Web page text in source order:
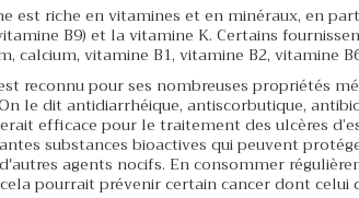
est riche en vitamines et en minéraux, en
B9) et la vitamine K. Certains
calcium, vitamine B1, vitamine B2, vitamine
reconnu pour ses nombreuses propriétés
le dit antidiarrhéique, antiscorbutique,
efficace pour le traitement des ulcères
substances bioactives qui peuvent
agents nocifs. En consommer
pourrait prévenir certain cancer dont celui